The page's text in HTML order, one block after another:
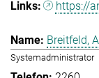
https://
Breitfeld,
Systemadministrator